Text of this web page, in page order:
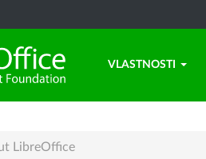
VLASTNOSTI
LibreOffice